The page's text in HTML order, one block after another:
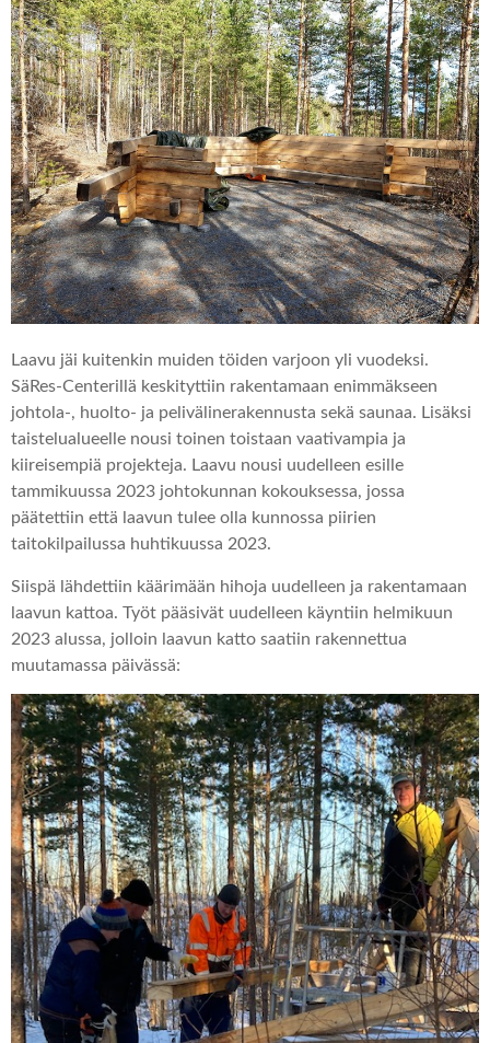
Laavu jäi kuitenkin muiden töiden varjoon yli vuodeksi.
SäRes-Centerillä keskityttiin rakentamaan enimmäkseen
johtola-, huolto- ja pelivälinerakennusta sekä saunaa. Lisäksi
taistelualueelle nousi toinen toistaan vaativampia ja
kiireisempiä projekteja. Laavu nousi uudelleen esille
tammikuussa 2023 johtokunnan kokouksessa, jossa
päätettiin että laavun tulee olla kunnossa piirien
taitokilpailussa huhtikuussa 2023.
Siispä lähdettiin käärimään hihoja uudelleen ja rakentamaan
laavun kattoa. Työt pääsivät uudelleen käyntiin helmikuun
2023 alussa, jolloin laavun katto saatiin rakennettua
muutamassa päivässä: